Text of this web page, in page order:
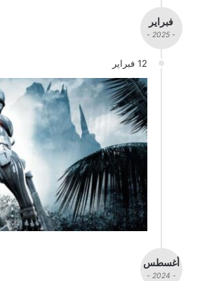
فبراير
- 2025 -
12 فبراير
أغسطس
- 2024 -